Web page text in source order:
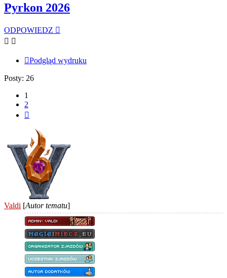
Pyrkon 2026
ODPOWIEDZ
Podgląd wydruku
Posty: 26
1
2
Valdi [Autor tematu]